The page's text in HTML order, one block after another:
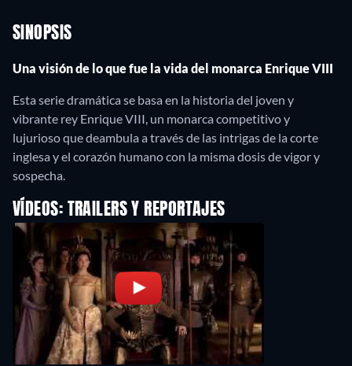
SINOPSIS
Una visión de lo que fue la vida del monarca Enrique VIII
Esta serie dramática se basa en la historia del joven y
vibrante rey Enrique VIII, un monarca competitivo y
lujurioso que deambula a través de las intrigas de la corte
inglesa y el corazón humano con la misma dosis de vigor y
sospecha.
VÍDEOS: TRAILERS Y REPORTAJES